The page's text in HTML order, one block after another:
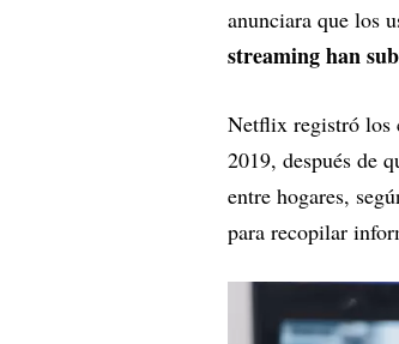
anunciara que los
streaming han
Netflix registró los
2019, después de
entre hogares,
para recopilar